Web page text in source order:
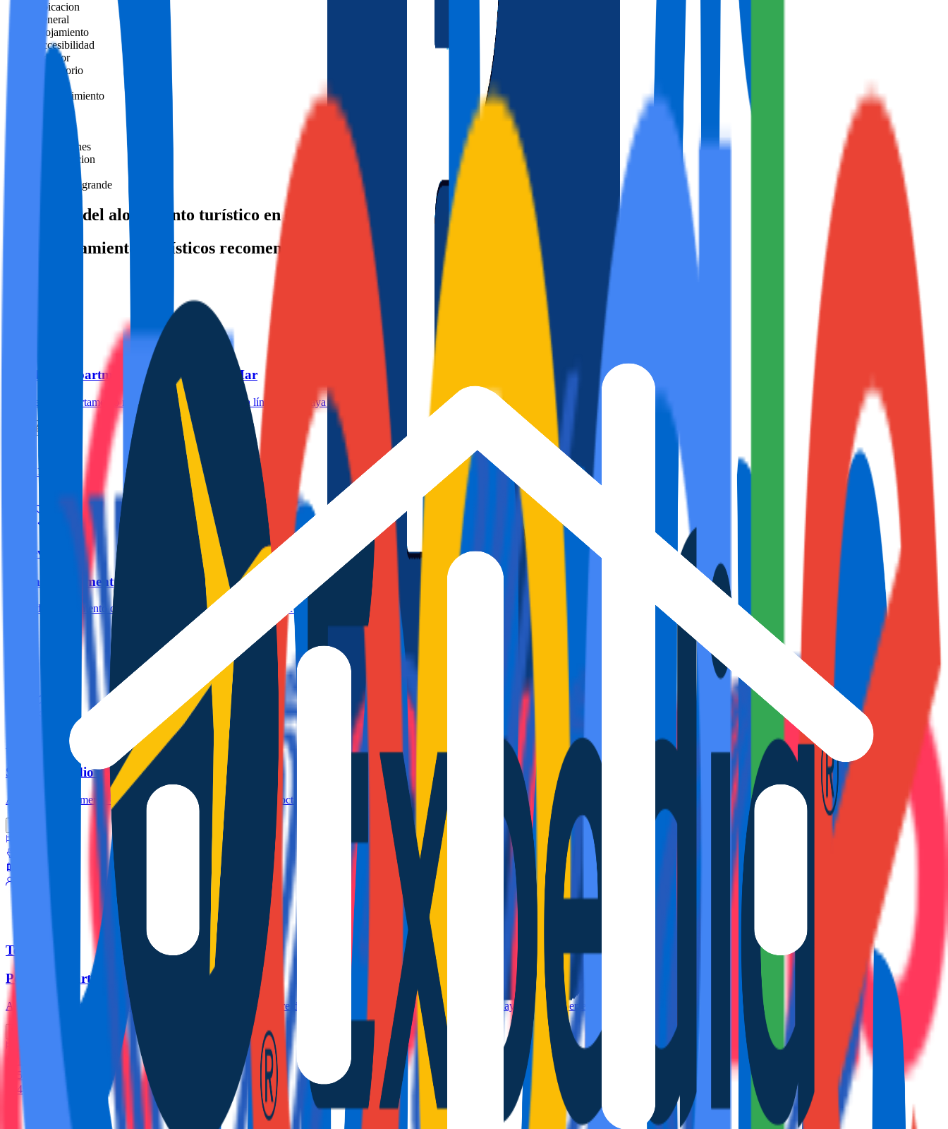
Ubicacion
General
Alojamiento
Accesibilidad
Exterior
Dormitorio
Entretenimiento
Instalaciones
Climatizacion
Pueblo grande
Ubicación del alojamiento turístico en el mapa
Otros alojamientos turísticos recomendados
Blue Peak Apartment: Diseño Junto al Mar
Espectacular apartamento recién reformado en segunda línea de la Playa del Acequión, con diseño moderno, amplios espacios y un gran balcón con zo...
Ver más
120.1m
Torrevieja
Molino Apartment
Acogedor apartamento con balcón en la zona del Molino de Torrevieja, perfecto para disfrutar de una estancia cómoda cerca del centro y las playas...
Sky Sea Studio Santa Pola
Acogedor apartamento con impresionantes vistas al mar en la octava planta, perfecto para parejas o pequeñas familias que desean disfrutar de Sant...
Torrevieja
Petit Sol Apartament
Acogedor apartamento con piscina en la tranquila zona de Torre del Moro, a solo 10 minutos caminando de la playa. El lugar perfecto para disfruta...
Ver más
2
1
50.0m
4